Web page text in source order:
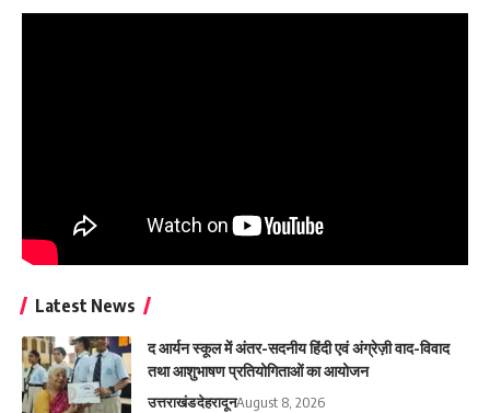
Latest News
द आर्यन स्कूल में अंतर-सदनीय हिंदी एवं अंग्रेज़ी वाद-विवाद
तथा आशुभाषण प्रतियोगिताओं का आयोजन
उत्तराखंडदेहरादूनAugust 8, 2026